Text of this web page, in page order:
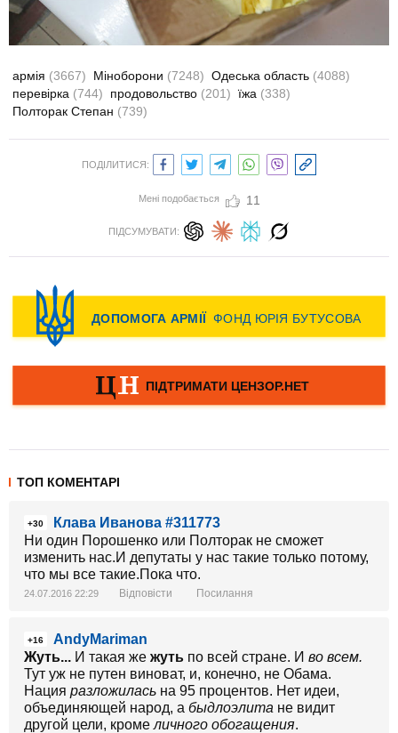
армія (3667) Міноборони (7248) Одеська область (4088)
перевірка (744) продовольство (201) їжа (338)
Полторак Степан (739)
ПОДІЛИТИСЯ:
Мені подобається 11
ПІДСУМУВАТИ:
ТОП КОМЕНТАРІ
+30
Клава Иванова #311773
Ни один Порошенко или Полторак не сможет
изменить нас.И депутаты у нас такие только потому,
что мы все такие.Пока что.
24.07.2016 22:29 Відповісти Посилання
+16
AndyMariman
Жуть... И такая же жуть по всей стране. И во всем.
Тут уж не путен виноват, и, конечно, не Обама.
Нация разложилась на 95 процентов. Нет идеи,
объединяющей народ, а быдлоэлита не видит
другой цели, кроме личного обогащения.